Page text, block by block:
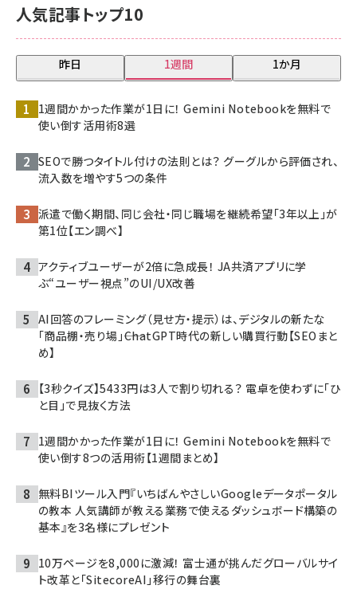
人気記事トップ10
昨日 1週間 1か月
1週間かかった作業が1日に！ Gemini Notebookを無料で
使い倒す活用術8選
SEOで勝つタイトル付けの法則とは？ グーグルから評価され、
流入数を増やす5つの条件
派遣で働く期間、同じ会社・同じ職場を継続希望「3年以上」が
第1位【エン調べ】
アクティブユーザーが2倍に急成長！ JA共済アプリに学
ぶ“ユーザー視点”のUI/UX改善
AI回答のフレーミング（見せ方・提示）は、デジタルの新たな
「商品棚・売り場」――ChatGPT時代の新しい購買行動【SEOまと
め】
【3秒クイズ】5433円は3人で割り切れる？ 電卓を使わずに「ひ
と目」で見抜く方法
1週間かかった作業が1日に！ Gemini Notebookを無料で
使い倒す8つの活用術【1週間まとめ】
無料BIツール入門『いちばんやさしいGoogleデータポータル
の教本 人気講師が教える業務で使えるダッシュボード構築の
基本』を3名様にプレゼント
10万ページを8,000に激減！ 富士通が挑んだグローバルサイ
ト改革と「SitecoreAI」移行の舞台裏